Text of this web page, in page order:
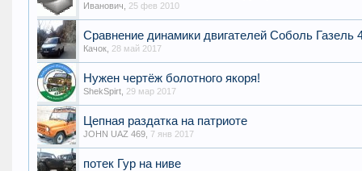
Иванович 25 фев 2010
Сравнение динамики двигателей Соболь Газель
Качок, 28 май 2017
Нужен чертёж болотного якоря!
ShekSpirt, 29 мар 2017
Цепная раздатка на патриоте
JOHN UAZ 469, 7 янв 2017
потек Гур на ниве